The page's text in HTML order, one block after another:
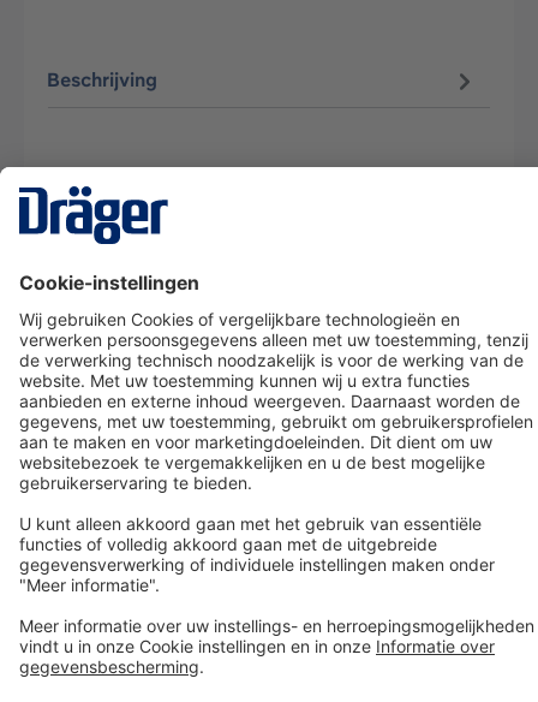
Beschrijving
Dräger klantenservice
Over Dräger
Bestellen in onze webshop
Community